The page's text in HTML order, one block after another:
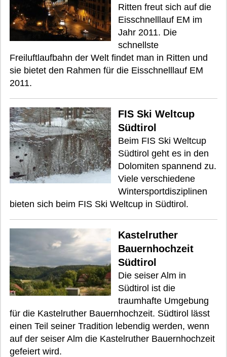
Ritten freut sich auf die
Eisschnelllauf EM im
Jahr 2011. Die
schnellste
Freiluftlaufbahn der Welt findet man in Ritten und
sie bietet den Rahmen für die Eisschnelllauf EM
2011.
FIS Ski Weltcup
Südtirol
Beim FIS Ski Weltcup
Südtirol geht es in den
Dolomiten spannend zu.
Viele verschiedene
Wintersportdisziplinen
bieten sich beim FIS Ski Weltcup in Südtirol.
Kastelruther
Bauernhochzeit
Südtirol
Die seiser Alm in
Südtirol ist die
traumhafte Umgebung
für die Kastelruther Bauernhochzeit. Südtirol lässt
einen Teil seiner Tradition lebendig werden, wenn
auf der seiser Alm die Kastelruther Bauernhochzeit
gefeiert wird.